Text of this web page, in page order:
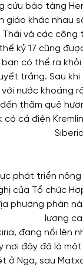
cứu bảo tàng
khác nhau
và các
kỷ 17 cũng
có thể ra
trắng. Sau
nước
thăm quê
có cả điện
phát triển
của Tổ chức
phương phàn
lương
đang nổi lên
nơi đây đã là
ở Nga, sau